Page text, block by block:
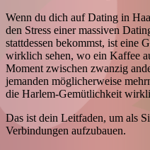
Wenn du dich auf Dating in
den Stress einer massiven
stattdessen bekommst, ist eine
wirklich sehen, wo ein Kaffee
Moment zwischen zwanzig
jemanden möglicherweise
die Harlem-Gemütlichkeit
Das ist dein Leitfaden, um als
Verbindungen aufzubauen.